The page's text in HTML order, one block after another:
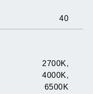
40
2700K,
4000K,
6500K